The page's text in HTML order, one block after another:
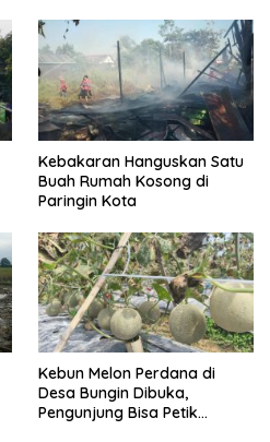
Kebakaran Hanguskan Satu
Buah Rumah Kosong di
Paringin Kota
Kebun Melon Perdana di
Desa Bungin Dibuka,
Pengunjung Bisa Petik